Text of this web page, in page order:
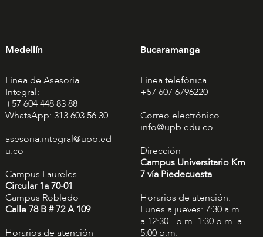
Medellín
Línea de Asesoría
Integral:
+57 604 448 83 88
WhatsApp: 313 603 56 30
asesoria.integral@upb.ed
u.co
Campus Laureles
Circular 1a 70-01
Campus Robledo
Calle 78 B # 72 A 109
Horarios de atención
Bucaramanga
Línea telefónica
+57 607 6796220
Correo electrónico
info@upb.edu.co
Dirección
Campus Universitario Km
7 vía Piedecuesta
Horarios de atención:
Lunes a jueves: 7:30 a.m.
a 12:30 - p.m. 1:30 p.m. a
5:00 p.m.